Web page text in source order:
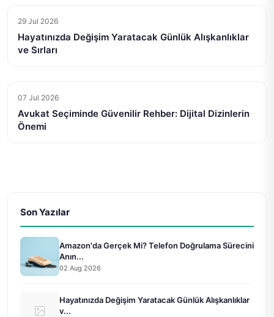
29 Jul 2026
Hayatınızda Değişim Yaratacak Günlük Alışkanlıklar
ve Sırları
07 Jul 2026
Avukat Seçiminde Güvenilir Rehber: Dijital Dizinlerin
Önemi
Son Yazılar
Amazon'da Gerçek Mi? Telefon Doğrulama Sürecini
Anın...
02 Aug 2026
Hayatınızda Değişim Yaratacak Günlük Alışkanlıklar
v...